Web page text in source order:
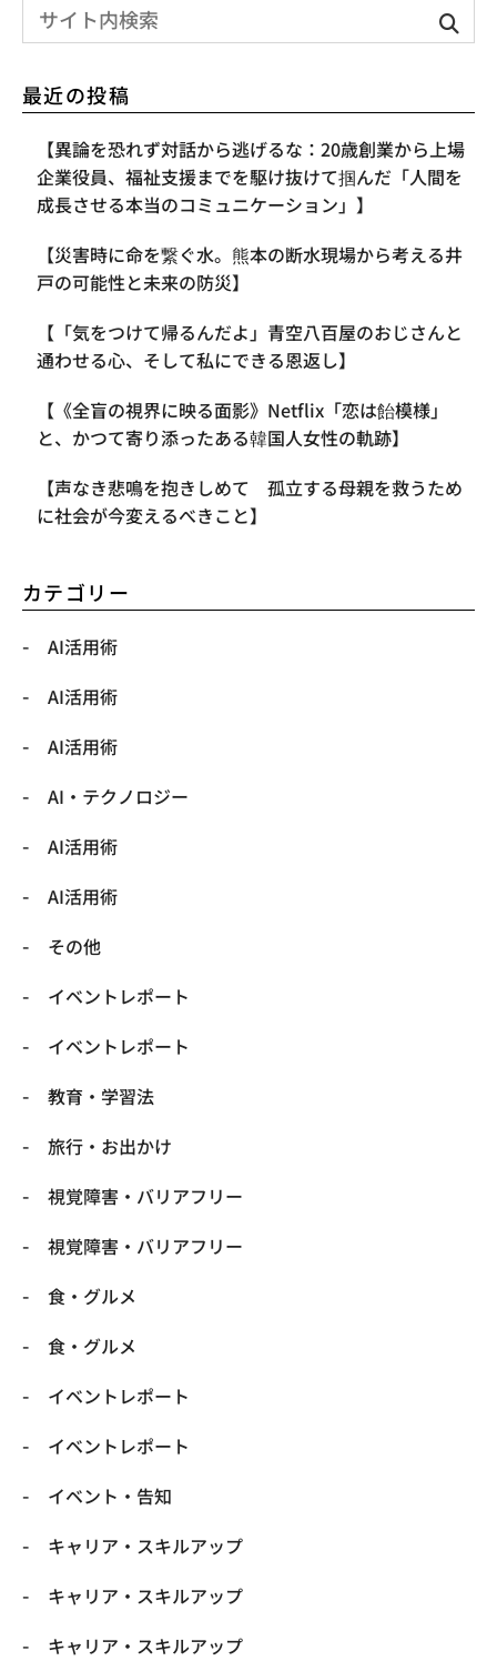
最近の投稿
【異論を恐れず対話から逃げるな：20歳創業から上場
企業役員、福祉支援までを駆け抜けて掴んだ「人間を
成長させる本当のコミュニケーション」】
【災害時に命を繋ぐ水。熊本の断水現場から考える井
戸の可能性と未来の防災】
【「気をつけて帰るんだよ」青空八百屋のおじさんと
通わせる心、そして私にできる恩返し】
【《全盲の視界に映る面影》Netflix「恋は飴模様」
と、かつて寄り添ったある韓国人女性の軌跡】
【声なき悲鳴を抱きしめて 孤立する母親を救うため
に社会が今変えるべきこと】
カテゴリー
AI活用術
AI活用術
AI活用術
​AI・テクノロジー
​AI活用術
​AI活用術
​その他
​イベントレポート
​イベントレポート
​教育・学習法
​旅行・お出かけ
​視覚障害・バリアフリー
​視覚障害・バリアフリー
​食・グルメ
​食・グルメ
イベントレポート
イベントレポート
イベント・告知
キャリア・スキルアップ
キャリア・スキルアップ
キャリア・スキルアップ